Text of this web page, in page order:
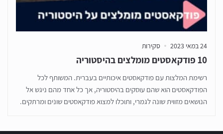
24 במאי 2023 סקירות
10 פודקאסטים מומלצים בהיסטוריה
רשימת המלצות עם פודקאסטים איכותיים בעברית. המשותף לכל
הפודקאסטים הוא שהם עוסקים בהיסטוריה, אך כל אחד מהם ניגש אל
הנושאים מזווית שונה לגמרי, ותוכלו למצוא פודקאסטים שונים ומרתקים.